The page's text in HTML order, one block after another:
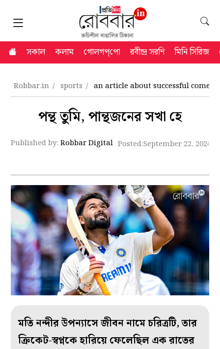
সকাল কলাম গোলগপ্‌পো রবীন্দ্র সরণি মিনি সিরিজ
Robbar.in sports an article about successful
পন্থ তুমি, পান্থজনের সখা হে
Published by:Robbar Digital Posted:September 22, 2024
মতি নন্দীর উপন্যাসে জীবন নামে চরিত্রটি, তার
ক্রিকেট-স্বপ্নকে হারিয়ে ফেলেছিল এক রাতের